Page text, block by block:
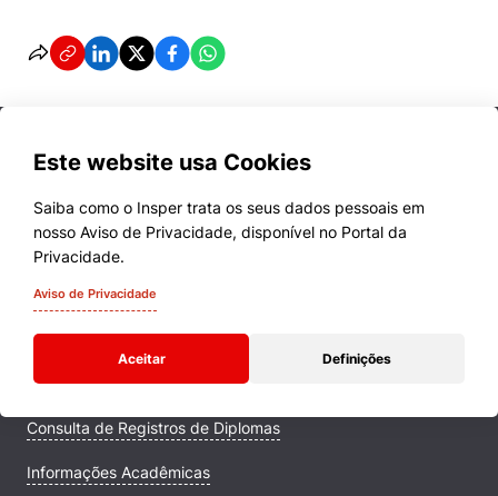
Este website usa Cookies
Saiba como o Insper trata os seus dados pessoais em
nosso Aviso de Privacidade, disponível no Portal da
Privacidade.
Aviso de Privacidade
Aceitar Definições
Cursos
Quem Somos
Comunidade Transforme
Campus
Consulta de Registros de Diplomas
Informações Acadêmicas